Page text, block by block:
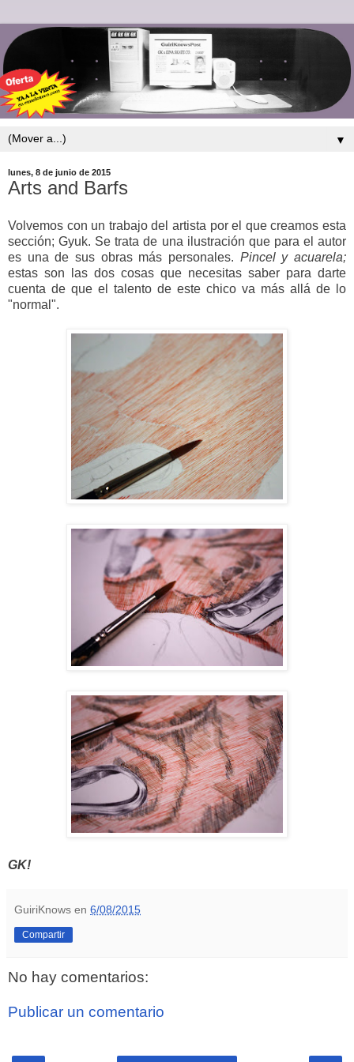
▼
lunes, 8 de junio de 2015
Arts and Barfs
Volvemos con un trabajo del artista por el que creamos esta
sección; Gyuk. Se trata de una ilustración que para el autor
es una de sus obras más personales. Pincel y acuarela;
estas son las dos cosas que necesitas saber para darte
cuenta de que el talento de este chico va más allá de lo
"normal".
GK!
GuiriKnows en 6/08/2015
Compartir
No hay comentarios:
Publicar un comentario